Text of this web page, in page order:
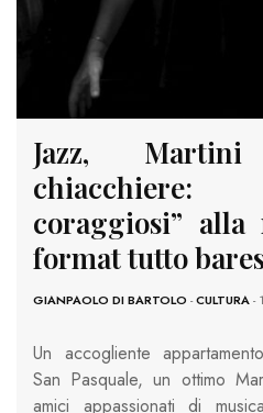
Jazz,
coraggiosi”
format tutto
GIANPAOLO DI BARTOLO -CULTURA-
Un accogliente
San Pasquale, un ottimo
amici appassionati di